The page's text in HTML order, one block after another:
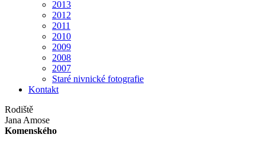
2013
2012
2011
2010
2009
2008
2007
Staré nivnické fotografie
Kontakt
Rodiště
Jana Amose
Komenského